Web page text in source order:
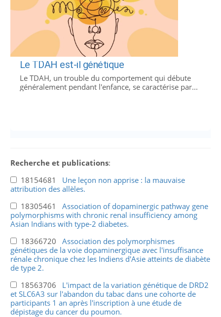
Le TDAH est-il génétique
Le TDAH, un trouble du comportement qui débute
généralement pendant l'enfance, se caractérise par...
Recherche et publications:
18154681 Une leçon non apprise : la mauvaise
attribution des allèles.
18305461 Association of dopaminergic pathway gene
polymorphisms with chronic renal insufficiency among
Asian Indians with type-2 diabetes.
18366720 Association des polymorphismes
génétiques de la voie dopaminergique avec l'insuffisance
rénale chronique chez les Indiens d'Asie atteints de diabète
de type 2.
18563706 L'impact de la variation génétique de DRD2
et SLC6A3 sur l'abandon du tabac dans une cohorte de
participants 1 an après l'inscription à une étude de
dépistage du cancer du poumon.